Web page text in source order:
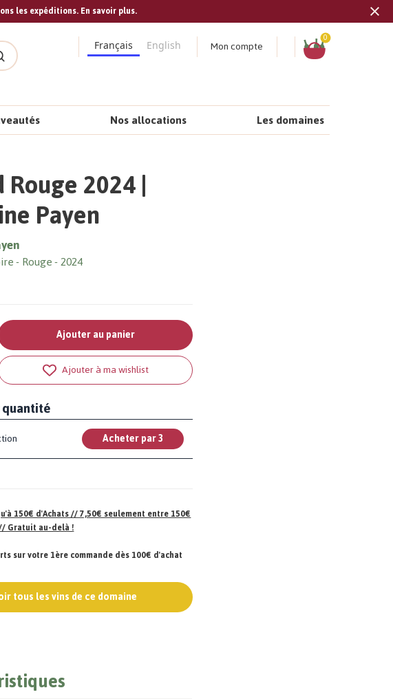
les expéditions. En savoir plus.
Français English Mon compte
Panier
0
Nos allocations Les domaines
2024 |
Payen
Rouge 2024
Ajouter au panier
Ajouter à ma wishlist
quantité
Acheter par 3
150€ d'Achats // 7,50€ seulement entre 150€
Gratuit au-delà !
sur votre 1ère commande dès 100€ d'achat
tous les vins de ce domaine